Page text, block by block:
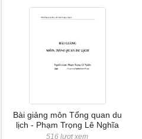
Bài giảng môn Tổng quan du
lịch - Phạm Trọng Lê Nghĩa
516 lượt xem